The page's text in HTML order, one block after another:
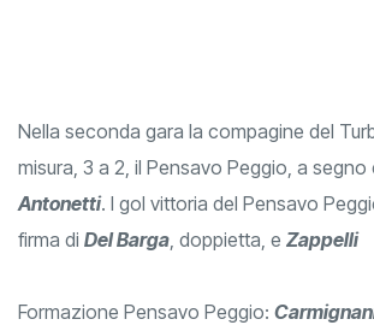
Nella seconda gara la compagine del
misura, 3 a 2, il Pensavo Peggio, a segno
Antonetti. I gol vittoria del Pensavo
firma di Del Barga , doppietta, e Zappelli
Formazione Pensavo Peggio: